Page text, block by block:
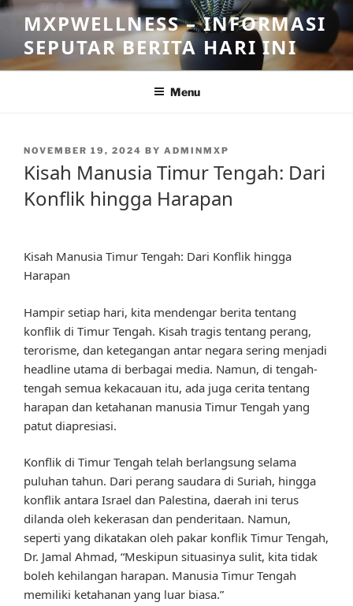
Skip
content
MXPWELLNESS – INFORMASI
SEPUTAR BERITA HARI INI
Menu
POSTED
ON
NOVEMBER 19, 2024 BY ADMINMXP
Kisah Manusia Timur Tengah: Dari
Konflik hingga Harapan
Kisah Manusia Timur Tengah: Dari Konflik hingga
Harapan
Hampir setiap hari, kita mendengar berita tentang
konflik di Timur Tengah. Kisah tragis tentang perang,
terorisme, dan ketegangan antar negara sering menjadi
headline utama di berbagai media. Namun, di tengah-
tengah semua kekacauan itu, ada juga cerita tentang
harapan dan ketahanan manusia Timur Tengah yang
patut diapresiasi.
Konflik di Timur Tengah telah berlangsung selama
puluhan tahun. Dari perang saudara di Suriah, hingga
konflik antara Israel dan Palestina, daerah ini terus
dilanda oleh kekerasan dan penderitaan. Namun,
seperti yang dikatakan oleh pakar konflik Timur Tengah,
Dr. Jamal Ahmad, “Meskipun situasinya sulit, kita tidak
boleh kehilangan harapan. Manusia Timur Tengah
memiliki ketahanan yang luar biasa.”